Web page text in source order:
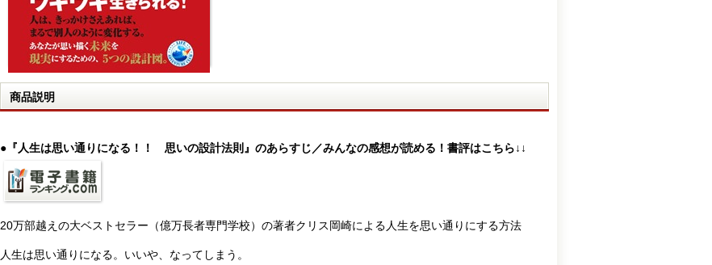
商品説明
●『人生は思い通りになる！！ 思いの設計法則』のあらすじ／みんなの感想が読める！書評はこちら↓↓
20万部越えの大ベストセラー（億万長者専門学校）の著者クリス岡崎による人生を思い通りにする方法
人生は思い通りになる。いいや、なってしまう。